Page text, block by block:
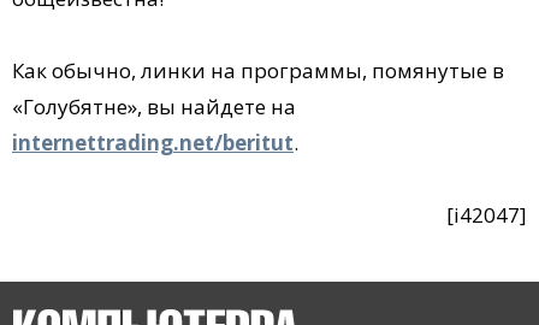
Как обычно, линки на программы, помянутые в
«Голубятне», вы найдете на
internettrading.net/beritut.
[i42047]